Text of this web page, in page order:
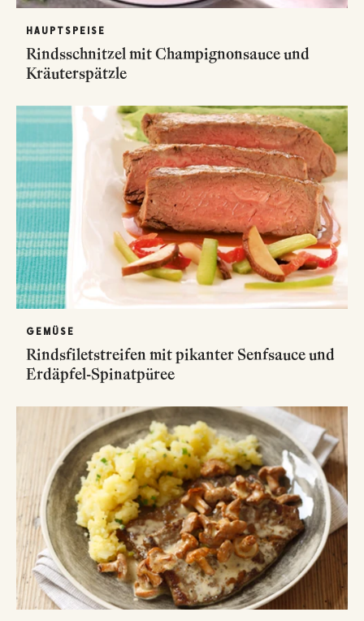
HAUPTSPEISE
Rindsschnitzel mit Champignonsauce und
Kräuterspätzle
GEMÜSE
Rindsfiletstreifen mit pikanter Senfsauce und
Erdäpfel-Spinatpüree